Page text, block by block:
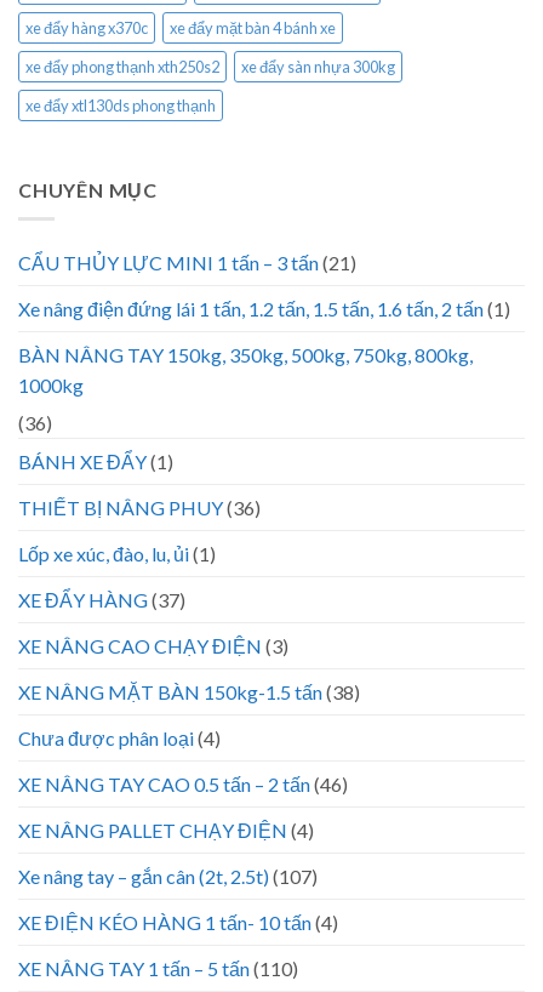
xe đẩy hàng x370c
xe đẩy mặt bàn 4 bánh xe
xe đẩy phong thạnh xth250s2
xe đẩy sàn nhựa 300kg
xe đẩy xtl130ds phong thạnh
CHUYÊN MỤC
CẨU THỦY LỰC MINI 1 tấn – 3 tấn(21)
Xe nâng điện đứng lái 1 tấn, 1.2 tấn, 1.5 tấn, 1.6 tấn, 2 tấn(1)
BÀN NÂNG TAY 150kg, 350kg, 500kg, 750kg, 800kg,
1000kg
(36)
BÁNH XE ĐẨY(1)
THIẾT BỊ NÂNG PHUY(36)
Lốp xe xúc, đào, lu, ủi(1)
XE ĐẨY HÀNG(37)
XE NÂNG CAO CHẠY ĐIỆN (3)
XE NÂNG MẶT BÀN 150kg-1.5 tấn(38)
Chưa được phân loại(4)
XE NÂNG TAY CAO 0.5 tấn – 2 tấn(46)
XE NÂNG PALLET CHẠY ĐIỆN (4)
Xe nâng tay – gắn cân (2t, 2.5t)(107)
XE ĐIỆN KÉO HÀNG 1 tấn- 10 tấn(4)
XE NÂNG TAY 1 tấn – 5 tấn(110)